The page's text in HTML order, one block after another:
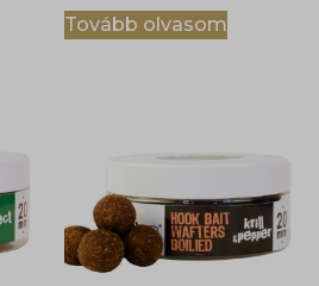
Tovább olvasom